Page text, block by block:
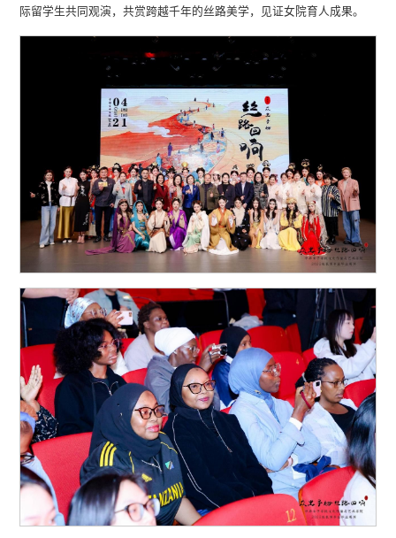
际留学生共同观演，共赏跨越千年的丝路美学，见证女院育人成果。